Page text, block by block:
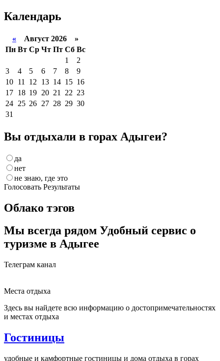
Календарь
« Август 2026 »
Пн Вт Ср Чт Пт Сб Вс
1
2
3
4 5 6 7 8
9
10 11 12 13 14 15 16
17 18 19 20 21 22 23
24 25 26 27 28 29 30
31
Вы отдыхали в горах Адыгеи?
да
нет
не знаю, где это
Голосовать Результаты
Облако тэгов
Мы всегда рядом Удобный сервис о
туризме в Адыгее
Телеграм канал
Места отдыха
Здесь вы найдете всю информацию о достопримечательностях
и местах отдыха
Гостиницы
удобные и камфортные гостиницы и дома отдыха в горах